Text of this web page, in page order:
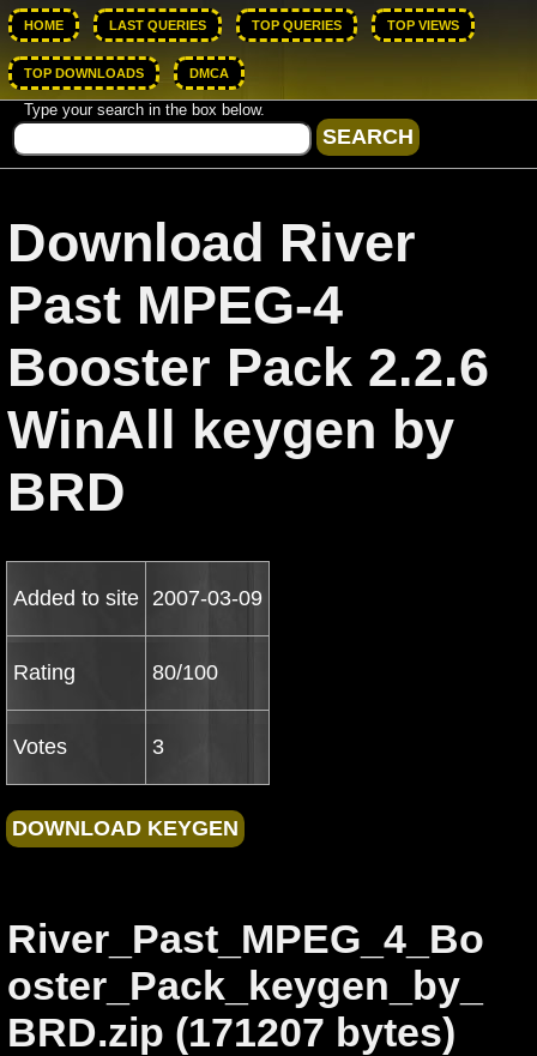
HOME LAST QUERIES TOP QUERIES TOP VIEWS
TOP DOWNLOADS DMCA
Type your search in the box below.
Download River
Past MPEG-4
Booster Pack 2.2.6
WinAll keygen by
BRD
Added to site 2007-03-09
Rating 80/100
Votes 3
River_Past_MPEG_4_Bo
oster_Pack_keygen_by_
BRD.zip (171207 bytes)